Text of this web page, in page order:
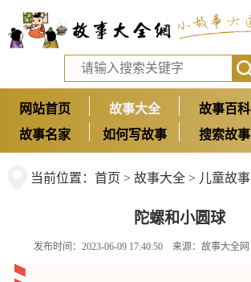
网站首页 故事大全 故事百科
故事名家
如何写故事 搜索故事
当前位置： 首页 > 故事大全> 儿童故事
陀螺和小圆球
发布时间：2023-06-09 17:40:50 来源： 故事大全网